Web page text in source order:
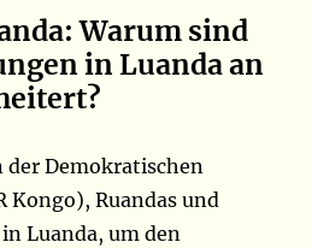
Warum sind
in Luanda an
der Demokratischen
Kongo), Ruandas und
Luanda, um den